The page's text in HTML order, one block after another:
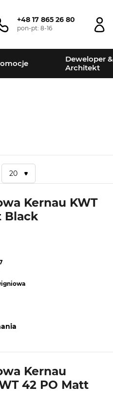
+48 17 865 26 80
pon-pt: 8-16
Deweloper &
Architekt
20
Kernau KWT
Black
Kernau
42 PO Matt